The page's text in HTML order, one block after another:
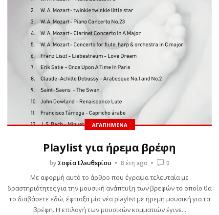
ΑΓΑΠΗΜΈΝΑ
Playlist για ήρεμα βρέφη
by Σοφία Ελευθερίου 8 έτη ago 0
Με αφορμή αυτό το άρθρο που έγραψα τελευταία με
δραστηριότητες για την μουσική ανάπτυξη των βρεφών το οποίο θα
το διαβάσετε εδώ, έφτιαξα μία νέα playlist με ήρεμη μουσική για τα
βρέφη. Η επιλογή των μουσικών κομματιών έγινε...